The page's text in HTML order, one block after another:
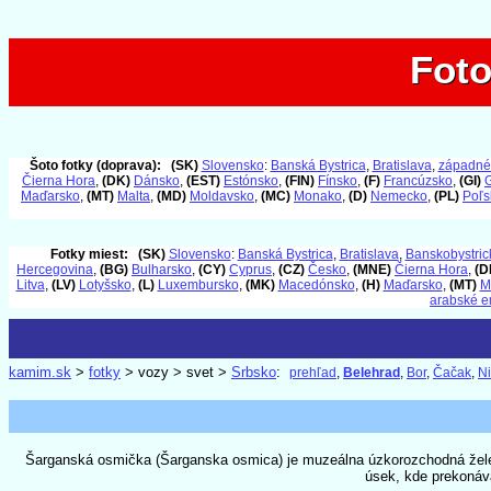
Šoto fotky (doprava): (SK) Slovensko: Banská Bystrica, Bratislava,
Čierna Hora, (DK) Dánsko, (EST) Estónsko, (FIN) Fínsko, (F) Francúzsko, (GI)
Maďarsko, (MT) Malta, (MD) Moldavsko, (MC) Monako, (D) Nemecko, (PL)
Fotky miest: (SK) Slovensko: Banská Bystrica, Bratislava,
Hercegovina, (BG) Bulharsko, (CY) Cyprus, (CZ) Česko, (MNE) Čierna Hora,
Litva, (LV) Lotyšsko, (L) Luxembursko, (MK) Macedónsko, (H) Maďarsko, (MT)
arabské
kamim.sk > fotky > vozy > svet > Srbsko: prehľad , Belehrad , Bor, Čačak,
Šarganská osmička (Šarganska osmica) je muzeálna úzkorozchodná
úsek, kde